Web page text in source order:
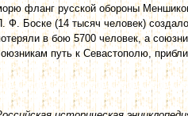
фланг русской обороны
Ф. Боске (14 тысяч человек)
в бою 5700 человек, а
путь к Севастополю,